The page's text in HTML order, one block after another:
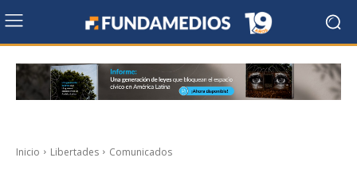
Inicio Libertades Comunicados